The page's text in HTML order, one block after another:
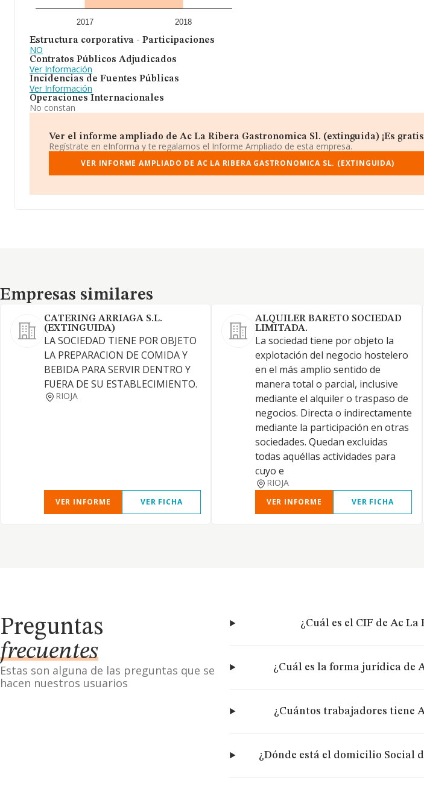
2017 2018
Estructura corporativa - Participaciones
NO
Contratos Públicos Adjudicados
Ver Información
Incidencias de Fuentes Públicas
Ver Información
Operaciones Internacionales
No constan
Ver el informe ampliado de Ac La Ribera Gastronomica Sl. (extinguida) ¡Es
Regístrate en eInforma y te regalamos el Informe Ampliado de esta empresa.
VER INFORME AMPLIADO DE AC LA RIBERA GASTRONOMICA SL. (EXTINGUIDA)
Empresas similares
Empresas similares
CATERING ARRIAGA S.L.
(EXTINGUIDA)
LA SOCIEDAD TIENE POR OBJETO
LA PREPARACION DE COMIDA Y
BEBIDA PARA SERVIR DENTRO Y
FUERA DE SU ESTABLECIMIENTO.
RIOJA
VER INFORME VER FICHA
ALQUILER BARETO SOCIEDAD
LIMITADA.
La sociedad tiene por objeto la
explotación del negocio hostelero
en el más amplio sentido de
manera total o parcial, inclusive
mediante el alquiler o traspaso de
negocios. Directa o indirectamente
mediante la participación en otras
sociedades. Quedan excluidas
todas aquéllas actividades para
cuyo e
RIOJA
VER INFORME VER FICHA
Preguntas
frecuentes
Estas son alguna de las preguntas que se
hacen nuestros usuarios
¿Cuál es el CIF de Ac
¿Cuál es la forma jurídica de
¿Cuántos trabajadores tiene
¿Dónde está el domicilio Social